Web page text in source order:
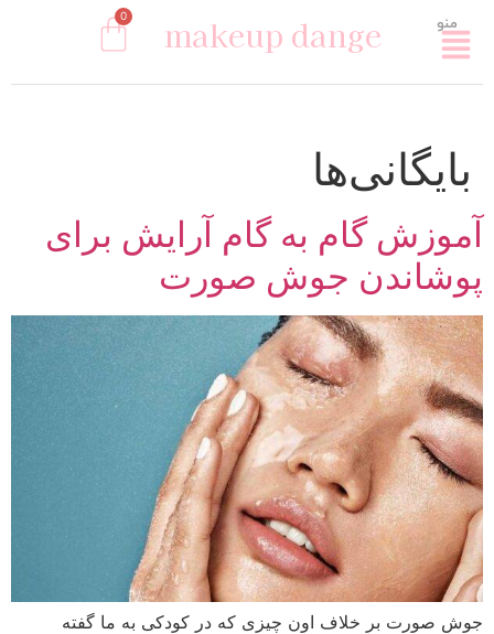
منو makeup dange
0
بایگانی‌ها
آموزش گام به گام آرایش برای
پوشاندن جوش صورت
جوش صورت بر خلاف اون چیزی که در کودکی به ما گفته